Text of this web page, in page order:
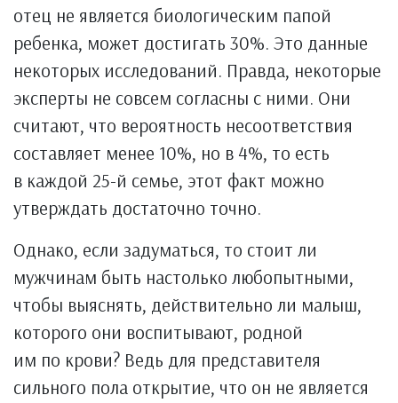
отец не является биологическим папой
ребенка, может достигать 30%. Это данные
некоторых исследований. Правда, некоторые
эксперты не совсем согласны с ними. Они
считают, что вероятность несоответствия
составляет менее 10%, но в 4%, то есть
в каждой 25-й семье, этот факт можно
утверждать достаточно точно.
Однако, если задуматься, то стоит ли
мужчинам быть настолько любопытными,
чтобы выяснять, действительно ли малыш,
которого они воспитывают, родной
им по крови? Ведь для представителя
сильного пола открытие, что он не является